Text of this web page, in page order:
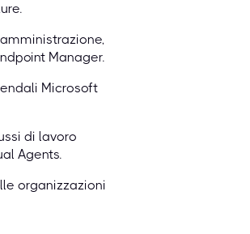
Manager.
Microsoft
di lavoro
Agents.
organizzazioni